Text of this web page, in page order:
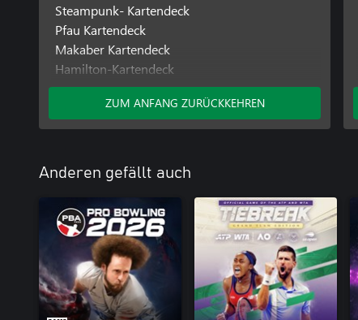
Steampunk- Kartendeck
Pfau Kartendeck
Makaber Kartendeck
Hamilton-Kartendeck
100 % Hanf Kartendeck
Zombie-Kartendeck
Lucha Libre-Kartendeck
Dompteur Kartendeck
Hexenmeister Kartendeck
ZUM ANFANG ZURÜCKKEHREN
Anderen gefällt auch